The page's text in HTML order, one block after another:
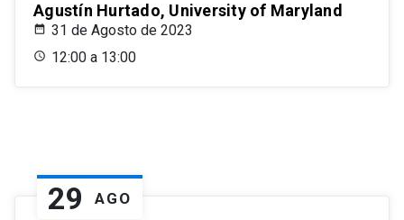
Agustín Hurtado, University of Maryland
31 de Agosto de 2023
12:00 a 13:00
29 AGO